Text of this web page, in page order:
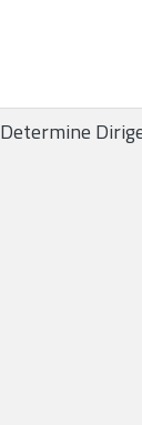
Determine